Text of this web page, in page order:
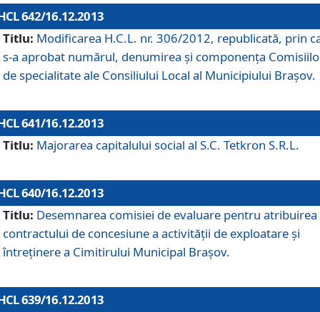
642/16.12.2013
Titlu: Modificarea H.C.L. nr. 306/2012, republicată, prin
s-a aprobat numărul, denumirea şi componenţa
de specialitate ale Consiliului Local al Municipiului Braşov.
641/16.12.2013
Titlu: Majorarea capitalului social al S.C. Tetkron S.R.L.
640/16.12.2013
Titlu: Desemnarea comisiei de evaluare pentru atribuirea
contractului de concesiune a activităţii de exploatare şi
întreţinere a Cimitirului Municipal Braşov.
639/16.12.2013